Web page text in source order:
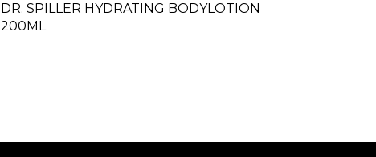
DR. SPILLER HYDRATING BODYLOTION
200ML